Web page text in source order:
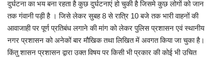
मनोरंजन
सेहत
दुर्घटना का भय बना रहता है कुछ दुर्घटनाएं हो चुकी है जिसमे कुछ लोगों को जान
तक गंवानी पड़ी है । जिसे लेकर सुबह 8 से रात्रि 10 बजे तक भारी वाहनों की
आवाजाही पर पूर्ण प्रतिबंध लगाने की मांग को लेकर पुलिस प्रशासन एवं स्थानीय
नगर प्रशासन को अनेकों बार मौखिक तथा लिखित में अवगत किया जा चुका है।
किंतु शासन प्रशासन द्वारा उक्त विषय पर किसी भी प्रकार की कोई भी उचित